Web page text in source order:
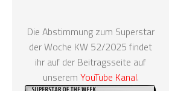
Die Abstimmung zum Superstar
der Woche KW 52/2025 findet
ihr auf der Beitragsseite auf
unserem YouTube Kanal.